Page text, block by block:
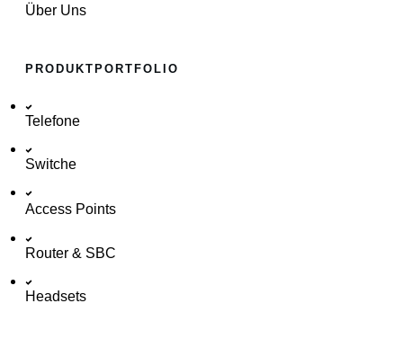
Über Uns
PRODUKTPORTFOLIO
Telefone
Switche
Access Points
Router & SBC
Headsets